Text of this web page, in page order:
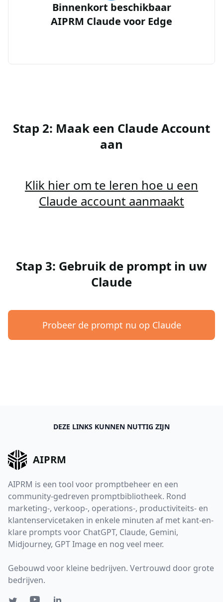
Binnenkort beschikbaar
AIPRM Claude voor Edge
Stap 2: Maak een Claude Account
aan
Klik hier om te leren hoe u een
Claude account aanmaakt
Stap 3: Gebruik de prompt in uw
Claude
Probeer de prompt nu op Claude
DEZE LINKS KUNNEN NUTTIG ZIJN
AIPRM
AIPRM is een tool voor promptbeheer en een
community-gedreven promptbibliotheek. Rond
marketing-, verkoop-, operations-, productiviteits- en
klantenservicetaken in enkele minuten af met kant-en-
klare prompts voor ChatGPT, Claude, Gemini,
Midjourney, GPT Image en nog veel meer.
Gebouwd voor kleine bedrijven. Vertrouwd door grote
bedrijven.